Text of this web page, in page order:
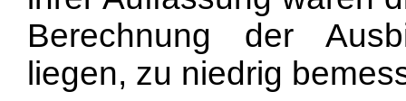
Berechnung der
liegen, zu niedrig